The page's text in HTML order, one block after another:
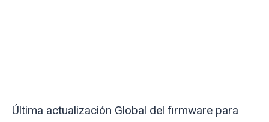
Última actualización Global del firmware para